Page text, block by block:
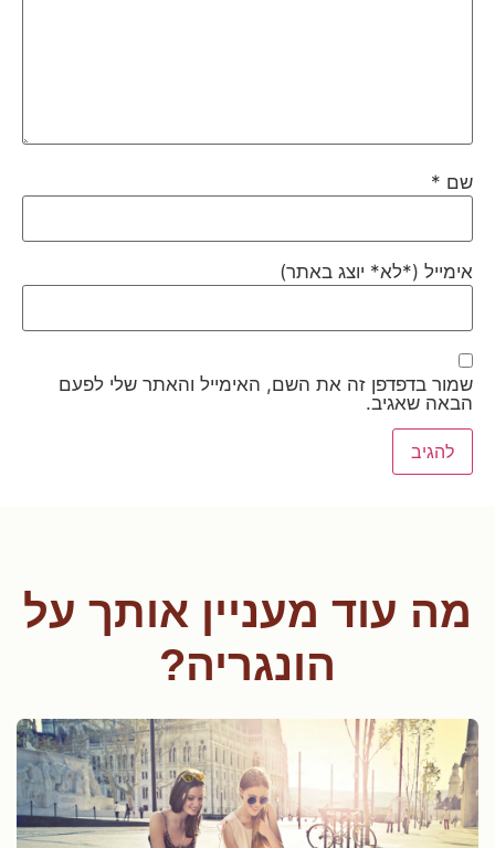
*
(*לא* יוצג באתר)
בדפדפן זה את השם, האימייל והאתר שלי לפעם
שאגיב.
עוד מעניין אותך על
הונגריה?